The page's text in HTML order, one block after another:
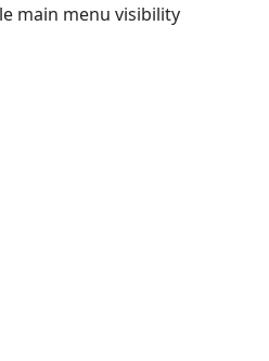
main menu visibility